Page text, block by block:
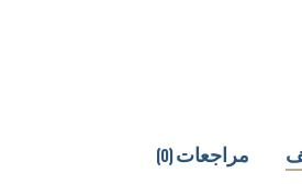
مراجعات (0)